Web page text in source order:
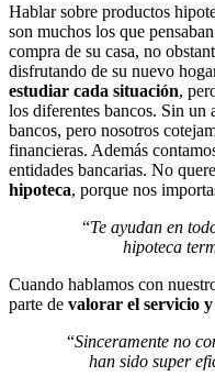
Hablar sobre productos
son muchos los que
compra de su casa, no
disfrutando de su nuevo
estudiar cada situación,
los diferentes bancos. Sin un
bancos, pero nosotros
financieras. Además
entidades bancarias. No
hipoteca, porque nos
“Te ayudan en
hipoteca
Cuando hablamos con
parte de valorar el servicio
“Sinceramente no
han sido super